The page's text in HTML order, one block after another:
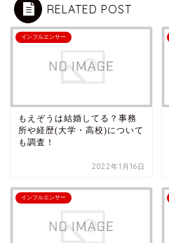
RELATED POST
インフルエンサー
もえぞうは結婚してる？事務
所や経歴(大学・高校)について
も調査！
2022年1月16日
インフルエンサー